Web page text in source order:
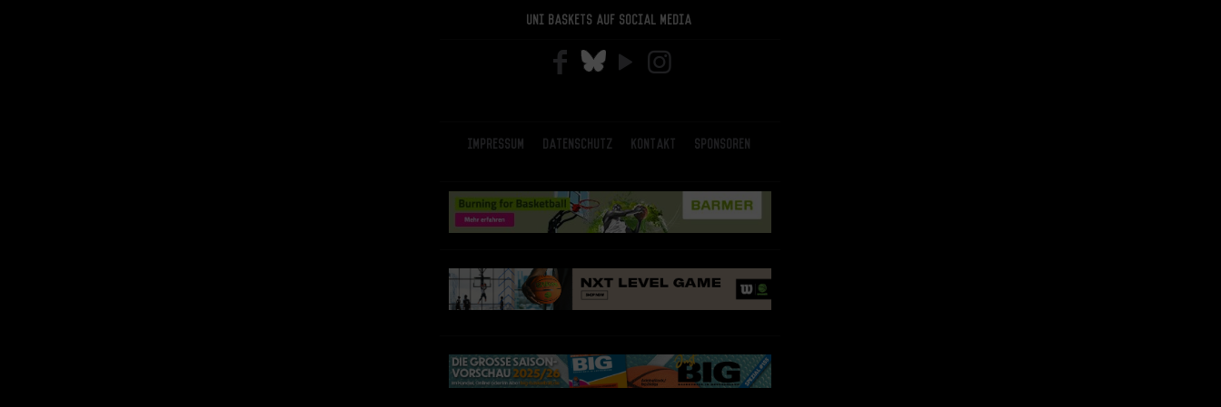
Uni Baskets auf Social Media
Impressum Datenschutz Kontakt Sponsoren